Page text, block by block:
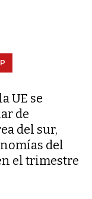
UE se
de
del sur,
del
el trimestre